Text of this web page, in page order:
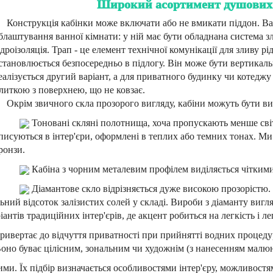
Широкий асортимент душових
Конструкція кабінки може включати або не вмикати піддон.
ванної кімнати: у ній має бути обладнана система
Трап - це елемент технічної комунікації для зливу
безпосередньо в підлогу. Він може бути
другий варіант, а для приватного будинку чи
з поверхнею, що не ковзає.
Окрім звичного скла прозорого вигляду, кабіни можуть бути
Тоновані скляні полотнища, хоча пропускають менше
в інтер'єри, оформлені в теплих або темних тонах.
Кабіна з чорним металевим профілем виділяється
Діамантове скло відрізняється дуже високою
відсоток залізистих солей у складі. Вироби з діаманту
традиційних інтер'єрів, де акцент робиться на легкість і
до відчуття приватності при прийнятті водних
буває цілісним, зональним чи художнім (з нанесенням
Їх підбір визначається особливостями інтер'єру,